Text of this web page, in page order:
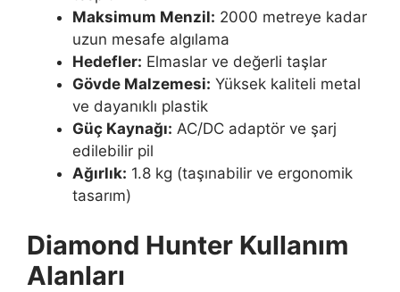
Maksimum Menzil: 2000 metreye kadar
uzun mesafe algılama
Hedefler: Elmaslar ve değerli taşlar
Gövde Malzemesi: Yüksek kaliteli metal
ve dayanıklı plastik
Güç Kaynağı: AC/DC adaptör ve şarj
edilebilir pil
Ağırlık: 1.8 kg (taşınabilir ve ergonomik
tasarım)
Diamond Hunter Kullanım
Alanları